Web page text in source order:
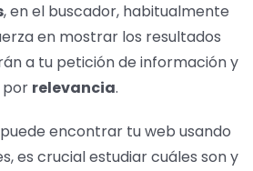
, en el buscador, habitualmente
en mostrar los resultados
a tu petición de información y
por relevancia.
encontrar tu web usando
es crucial estudiar cuáles son y